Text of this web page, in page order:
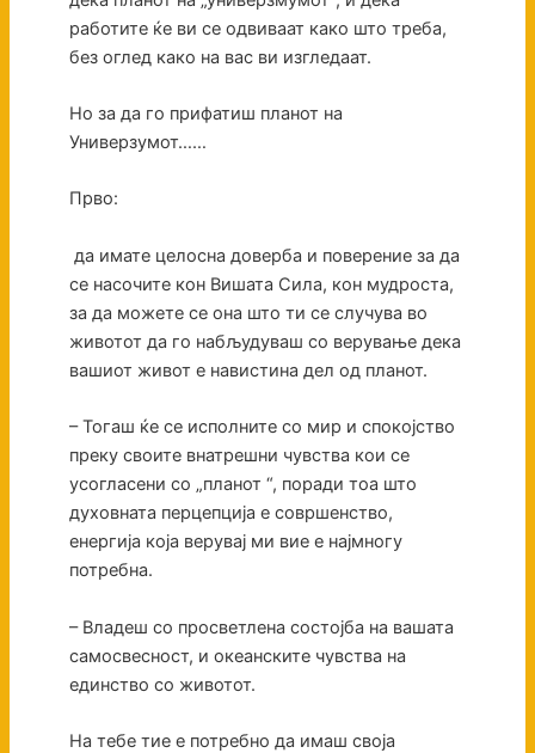
работите ќе ви се одвиваат како што треба,
без оглед како на вас ви изгледаат.
Но за да го прифатиш планот на
Универзумот……
Прво:
да имате целосна доверба и поверение за да
се насочите кон Вишата Сила, кон мудроста,
за да можете се она што ти се случува во
животот да го набљудуваш со верување дека
вашиот живот е навистина дел од планот.
– Тогаш ќе се исполните со мир и спокојство
преку своите внатрешни чувства кои се
усогласени со „планот “, поради тоа што
духовната перцепција е совршенство,
енергија која верувај ми вие е најмногу
потребна.
– Владеш со просветлена состојба на вашата
самосвесност, и океанските чувства на
единство со животот.
На тебе тие е потребно да имаш своја